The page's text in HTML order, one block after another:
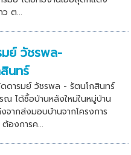
ต...
มย์ วัชรพล-
นทร์
ดารมย์ วัชรพล - รัตนโกสินทร์
ได้ซื้อบ้านหลังใหม่ในหมู่บ้าน
ากส่งมอบบ้านจากโครงการ
องการค...